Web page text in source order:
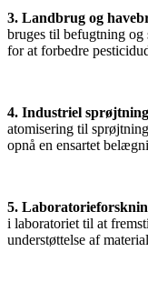
3. Landbrug og
bruges til befugtning og
for at forbedre
4. Industriel
atomisering til
opnå en ensartet
5.
i laboratoriet til at
understøttelse af